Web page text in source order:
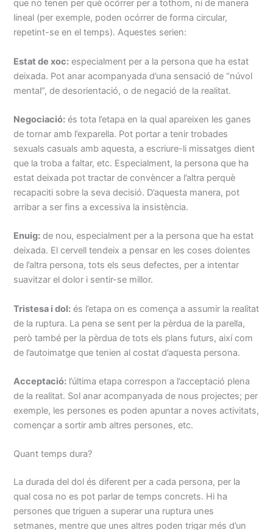
que no tenen per què ocórrer per a tothom, ni de manera
lineal (per exemple, poden ocórrer de forma circular,
repetint-se en el temps). Aquestes serien:
Estat de xoc: especialment per a la persona que ha estat
deixada. Pot anar acompanyada d’una sensació de “núvol
mental”, de desorientació, o de negació de la realitat.
Negociació: és tota l’etapa en la qual apareixen les ganes
de tornar amb l’exparella. Pot portar a tenir trobades
sexuals casuals amb aquesta, a escriure-li missatges dient
que la troba a faltar, etc. Especialment, la persona que ha
estat deixada pot tractar de convèncer a l’altra perquè
recapaciti sobre la seva decisió. D’aquesta manera, pot
arribar a ser fins a excessiva la insistència.
Enuig: de nou, especialment per a la persona que ha estat
deixada. El cervell tendeix a pensar en les coses dolentes
de l’altra persona, tots els seus defectes, per a intentar
suavitzar el dolor i sentir-se millor.
Tristesa i dol: és l’etapa on es comença a assumir la realitat
de la ruptura. La pena se sent per la pèrdua de la parella,
però també per la pèrdua de tots els plans futurs, així com
de l’autoimatge que tenien al costat d’aquesta persona.
Acceptació: l’última etapa correspon a l’acceptació plena
de la realitat. Sol anar acompanyada de nous projectes; per
exemple, les persones es poden apuntar a noves activitats,
començar a sortir amb altres persones, etc.
Quant temps dura?
La durada del dol és diferent per a cada persona, per la
qual cosa no es pot parlar de temps concrets. Hi ha
persones que triguen a superar una ruptura unes
setmanes, mentre que unes altres poden trigar més d’un